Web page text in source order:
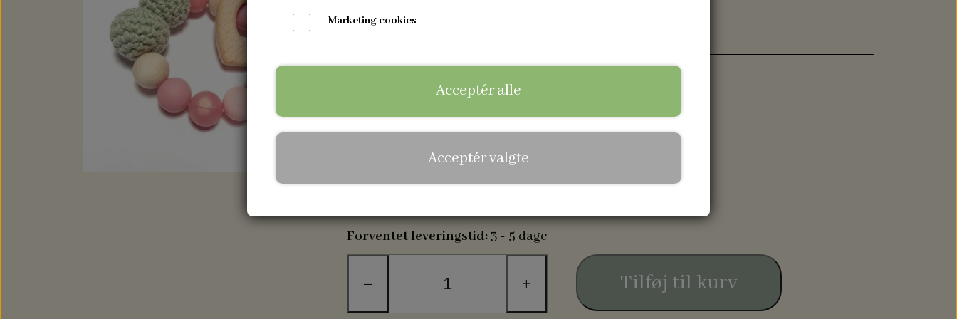
RYGSÆKKE
BABYLØJER HOME EDITION
BRILLE ETUIER
COMPUTER SLEEVES
Rangle med træfigur i økologisk naturtræ
100% giftfri silikoneperlergodkendt til legetøj i henhold til EN71.
Hæklede kugler af økologisk bomuldsgarn.
Forventet leveringstid:3 - 5 dage
− + Tilføj til kurv
Marketing cookies
Acceptér alle
Acceptér valgte